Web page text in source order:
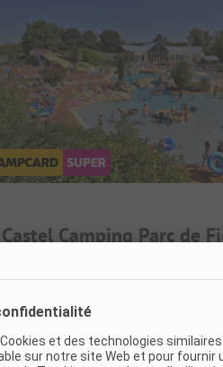
Castel Camping Parc de
France / Centre
Lac de baignade, plage et piscines
Plein d'animations pour les -12 ans
Grands emplacements &